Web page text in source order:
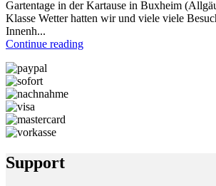
Gartentage in der Kartause in Buxheim
Klasse Wetter hatten wir und viele viele
Innenh...
Continue reading
Support